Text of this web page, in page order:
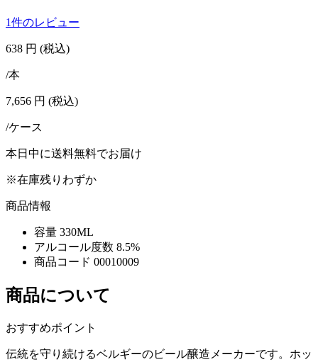
1件のレビュー
638 円 (税込)
/本
7,656 円 (税込)
/ケース
本日中に送料無料でお届け
※在庫残りわずか
商品情報
容量 330ML
アルコール度数 8.5%
商品コード 00010009
商品について
おすすめポイント
伝統を守り続けるベルギーのビール醸造メーカーです。ホッ